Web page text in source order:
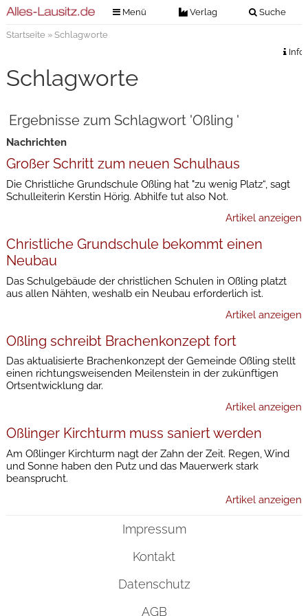
Menü Verlag Suche
Verlag
Kontakt
Anzeigenannahme
Startseite» Schlagworte
Info
Schlagworte
Ergebnisse zum Schlagwort 'Oßling '
Nachrichten
Großer Schritt zum neuen Schulhaus
Die Christliche Grundschule Oßling hat "zu wenig Platz“, sagt
Schulleiterin Kerstin Hörig. Abhilfe tut also Not.
Artikel anzeigen
Christliche Grundschule bekommt einen
Neubau
Das Schulgebäude der christlichen Schulen in Oßling platzt
aus allen Nähten, weshalb ein Neubau erforderlich ist.
Artikel anzeigen
Oßling schreibt Brachenkonzept fort
Das aktualisierte Brachenkonzept der Gemeinde Oßling stellt
einen richtungsweisenden Meilenstein in der zukünftigen
Ortsentwicklung dar.
Artikel anzeigen
Oßlinger Kirchturm muss saniert werden
Am Oßlinger Kirchturm nagt der Zahn der Zeit. Regen, Wind
und Sonne haben den Putz und das Mauerwerk stark
beansprucht.
Artikel anzeigen
Impressum
Kontakt
Datenschutz
AGB